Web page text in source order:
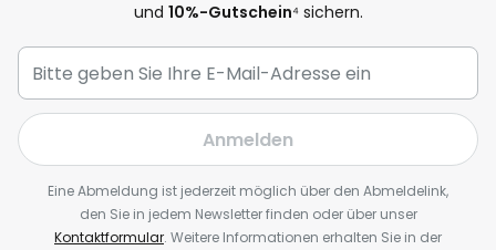
und 10%-Gutschein⁴ sichern.
Anmelden
Eine Abmeldung ist jederzeit möglich über den Abmeldelink,
den Sie in jedem Newsletter finden oder über unser
Kontaktformular. Weitere Informationen erhalten Sie in der